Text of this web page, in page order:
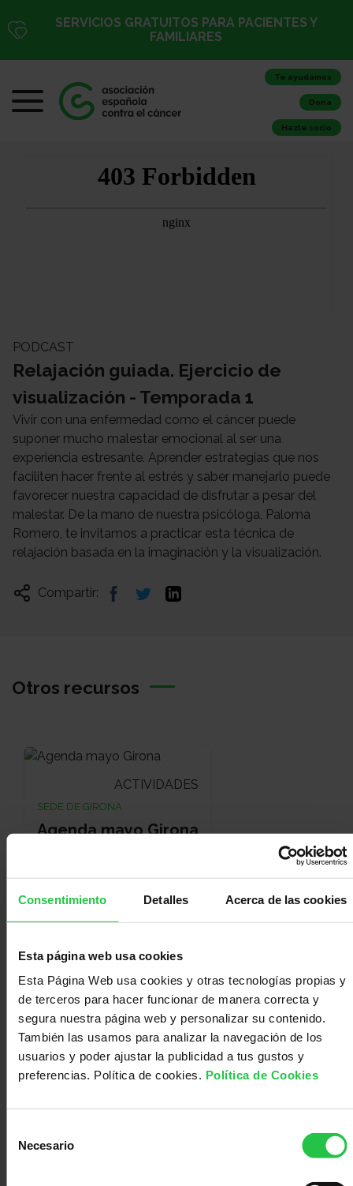
Consentimiento Detalles Acerca de las cookies
Esta página web usa cookies
Esta Página Web usa cookies y otras tecnologías propias y
de terceros para hacer funcionar de manera correcta y
segura nuestra página web y personalizar su contenido.
También las usamos para analizar la navegación de los
usuarios y poder ajustar la publicidad a tus gustos y
preferencias. Política de cookies. Política de Cookies
Necesario
SERVICIOS GRATUITOS PARA PACIENTES Y
FAMILIARES
Te ayudamos
Dona
Hazte socio
PODCAST
Relajación guiada. Ejercicio de
visualización - Temporada 1
Vivir con una enfermedad como el cáncer puede
suponer mucho malestar emocional al ser una
experiencia estresante. Aprender estrategias que nos
faciliten hacer frente al estrés y saber manejarlo puede
favorecer nuestra capacidad de disfrutar a pesar del
malestar. De la mano de nuestra psicóloga, Paloma
Romero, te invitamos a practicar esta técnica de
relajación basada en la imaginación y la visualización.
Compartir:
Otros recursos
ACTIVIDADES
SEDE DE GIRONA
Agenda mayo Girona
RECETAS SALUDABLES
VARIAS SEDES
Alimentación